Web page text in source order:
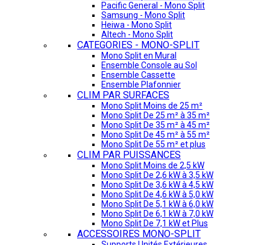
Pacific General - Mono Split
Samsung - Mono Split
Heiwa - Mono Split
Altech - Mono Split
CATEGORIES - MONO-SPLIT
Mono Split en Mural
Ensemble Console au Sol
Ensemble Cassette
Ensemble Plafonnier
CLIM PAR SURFACES
Mono Split Moins de 25 m²
Mono Split De 25 m² à 35 m²
Mono Split De 35 m² à 45 m²
Mono Split De 45 m² à 55 m²
Mono Split De 55 m² et plus
CLIM PAR PUISSANCES
Mono Split Moins de 2,5 kW
Mono Split De 2,6 kW à 3,5 kW
Mono Split De 3,6 kW à 4,5 kW
Mono Split De 4,6 kW à 5,0 kW
Mono Split De 5,1 kW à 6,0 kW
Mono Split De 6,1 kW à 7,0 kW
Mono Split De 7,1 kW et Plus
ACCESSOIRES MONO-SPLIT